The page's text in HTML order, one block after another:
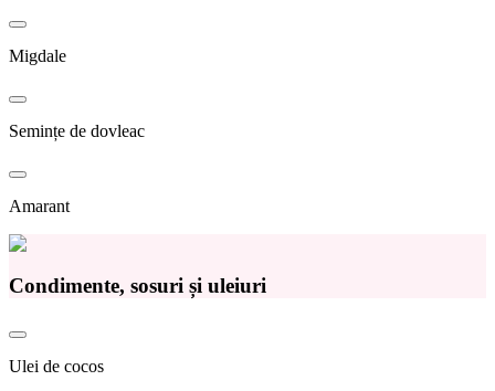
Migdale
Semințe de dovleac
Amarant
Condimente, sosuri și uleiuri
Ulei de cocos